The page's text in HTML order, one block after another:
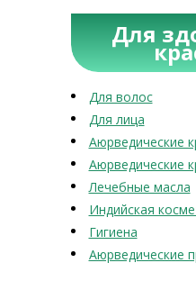
Для
Для волос
Для лица
Аюрведические
Аюрведические
Лечебные масла
Индийская
Гигиена
Аюрведические